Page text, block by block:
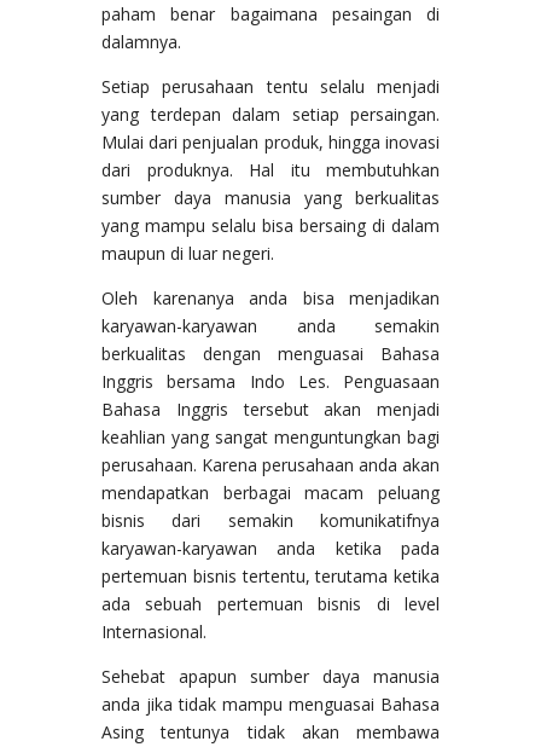
paham benar bagaimana pesaingan di
dalamnya.
Setiap perusahaan tentu selalu menjadi
yang terdepan dalam setiap persaingan.
Mulai dari penjualan produk, hingga inovasi
dari produknya. Hal itu membutuhkan
sumber daya manusia yang berkualitas
yang mampu selalu bisa bersaing di dalam
maupun di luar negeri.
Oleh karenanya anda bisa menjadikan
karyawan-karyawan anda semakin
berkualitas dengan menguasai Bahasa
Inggris bersama Indo Les. Penguasaan
Bahasa Inggris tersebut akan menjadi
keahlian yang sangat menguntungkan bagi
perusahaan. Karena perusahaan anda akan
mendapatkan berbagai macam peluang
bisnis dari semakin komunikatifnya
karyawan-karyawan anda ketika pada
pertemuan bisnis tertentu, terutama ketika
ada sebuah pertemuan bisnis di level
Internasional.
Sehebat apapun sumber daya manusia
anda jika tidak mampu menguasai Bahasa
Asing tentunya tidak akan membawa